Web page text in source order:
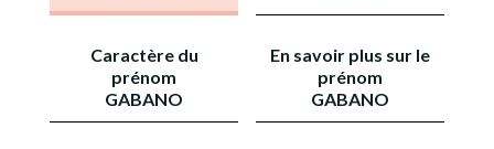
Caractère du
prénom
GABANO
En savoir plus sur le
prénom
GABANO